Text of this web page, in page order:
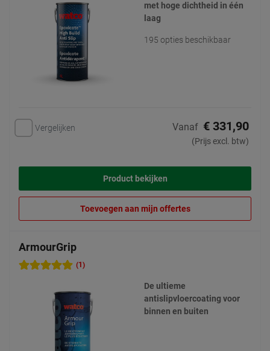
met hoge dichtheid in één
laag
195 opties beschikbaar
Vergelijken Vanaf € 331,90
(Prijs excl. btw)
Product bekijken
Toevoegen aan mijn offertes
ArmourGrip
(1)
De ultieme
antislipvloercoating voor
binnen en buiten